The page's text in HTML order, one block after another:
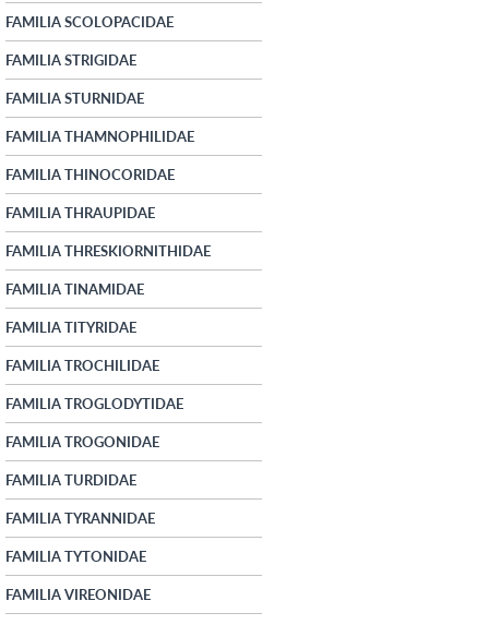
FAMILIA SCOLOPACIDAE
FAMILIA STRIGIDAE
FAMILIA STURNIDAE
FAMILIA THAMNOPHILIDAE
FAMILIA THINOCORIDAE
FAMILIA THRAUPIDAE
FAMILIA THRESKIORNITHIDAE
FAMILIA TINAMIDAE
FAMILIA TITYRIDAE
FAMILIA TROCHILIDAE
FAMILIA TROGLODYTIDAE
FAMILIA TROGONIDAE
FAMILIA TURDIDAE
FAMILIA TYRANNIDAE
FAMILIA TYTONIDAE
FAMILIA VIREONIDAE